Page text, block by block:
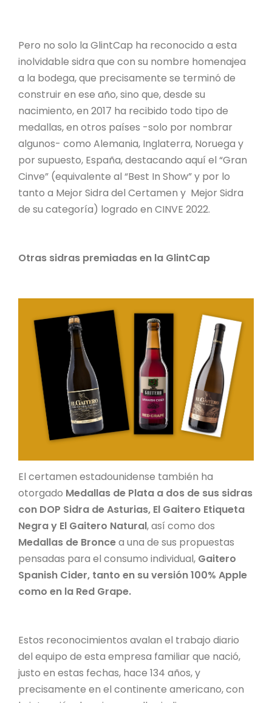
Pero no solo la GlintCap ha reconocido a esta
inolvidable sidra que con su nombre homenajea
a la bodega, que precisamente se terminó de
construir en ese año, sino que, desde su
nacimiento, en 2017 ha recibido todo tipo de
medallas, en otros países -solo por nombrar
algunos- como Alemania, Inglaterra, Noruega y
por supuesto, España, destacando aquí el “Gran
Cinve” (equivalente al “Best In Show” y por lo
tanto a Mejor Sidra del Certamen y Mejor Sidra
de su categoría) logrado en CINVE 2022.
Otras sidras premiadas en la GlintCap
El certamen estadounidense también ha
otorgado Medallas de Plata a dos de sus sidras
con DOP Sidra de Asturias, El Gaitero Etiqueta
Negra y El Gaitero Natural, así como dos
Medallas de Broncea una de sus propuestas
pensadas para el consumo individual, Gaitero
Spanish Cider, tanto en su versión 100% Apple
como en la Red Grape.
Estos reconocimientos avalan el trabajo diario
del equipo de esta empresa familiar que nació,
justo en estas fechas, hace 134 años, y
precisamente en el continente americano, con